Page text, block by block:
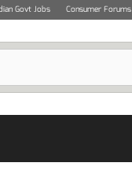
Govt Jobs Consumer Forums